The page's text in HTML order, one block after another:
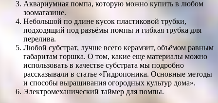
Аквариумная помпа, которую можно купить в любом
зоомагазине.
Небольшой по длине кусок пластиковой трубки,
подходящий под разъёмы помпы и гибкая трубка для
перелива.
Любой субстрат, лучше всего керамзит, объёмом равным
габаритам горшка. О том, какие еще материалы можно
использовать в качестве субстрата мы подробно
рассказывали в статье «Гидропоника. Основные методы
и способы выращивания огородных культур дома».
Электромеханический таймер для помпы.